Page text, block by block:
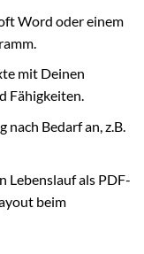
Word oder einem
mit Deinen
Fähigkeiten.
nach Bedarf an, z.B.
Lebenslauf als PDF-
beim